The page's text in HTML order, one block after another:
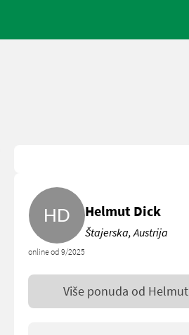
online od 9/2025
Helmut Dick
Štajerska, Austrija
Više ponuda od Helmut